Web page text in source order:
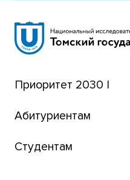
Сибирский
Томский
Транссибирский
Приоритет 2030 |
Абитуриентам
Студентам